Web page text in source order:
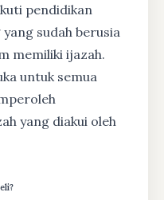
pendidikan
sudah berusia
memiliki ijazah.
untuk semua
yang diakui oleh